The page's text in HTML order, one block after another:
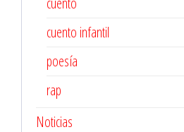
cuento infantil
poesía
rap
Noticias